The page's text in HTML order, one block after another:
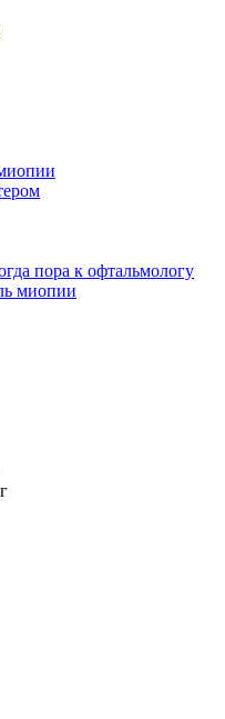
пора к офтальмологу
миопии